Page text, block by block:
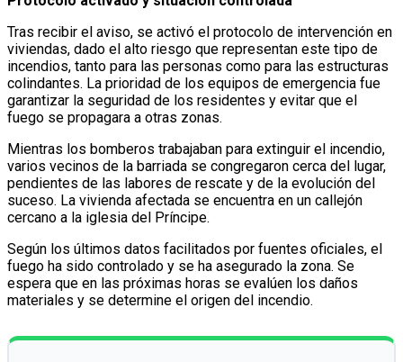
Tras recibir el aviso, se activó el protocolo de intervención en
viviendas, dado el alto riesgo que representan este tipo de
incendios, tanto para las personas como para las estructuras
colindantes. La prioridad de los equipos de emergencia fue
garantizar la seguridad de los residentes y evitar que el
fuego se propagara a otras zonas.
Mientras los bomberos trabajaban para extinguir el incendio,
varios vecinos de la barriada se congregaron cerca del lugar,
pendientes de las labores de rescate y de la evolución del
suceso. La vivienda afectada se encuentra en un callejón
cercano a la iglesia del Príncipe.
Según los últimos datos facilitados por fuentes oficiales, el
fuego ha sido controlado y se ha asegurado la zona. Se
espera que en las próximas horas se evalúen los daños
materiales y se determine el origen del incendio.